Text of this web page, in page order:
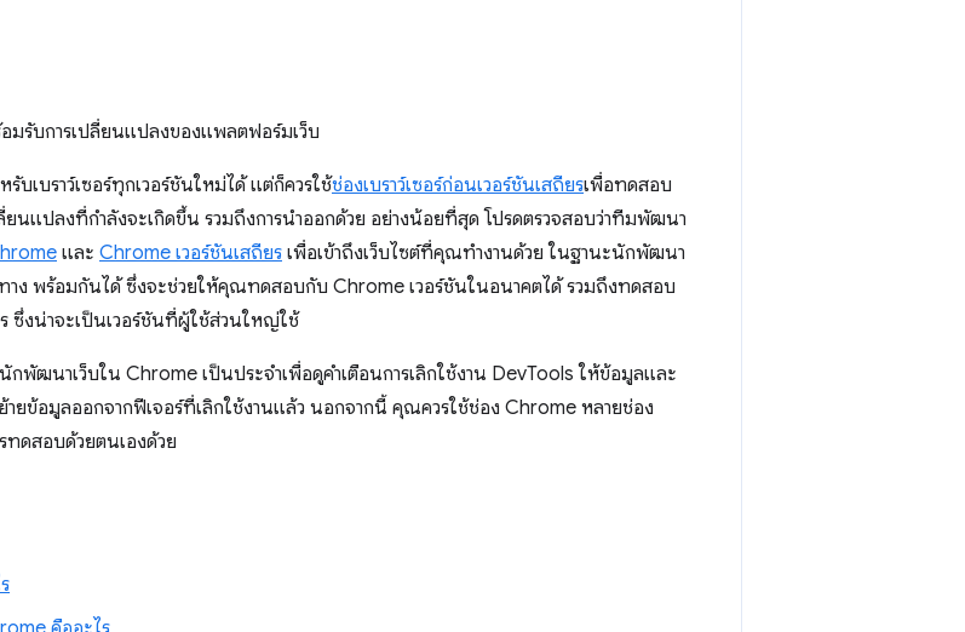
รับการเปลี่ยนแปลงของแพลตฟอร์มเว็บ
บเบราว์เซอร์ทุกเวอร์ชันใหม่ได้ แต่ก็ควรใช้ช่องเบราว์เซอร์ก่อนเวอร์ชันเสถียรเพื่อทดสอบ
ยนแปลงที่กำลังจะเกิดขึ้น รวมถึงการนำออกด้วย อย่างน้อยที่สุด โปรดตรวจสอบว่าทีมพัฒนา
และ Chrome เวอร์ชันเสถียร เพื่อเข้าถึงเว็บไซต์ที่คุณทำงานด้วย ในฐานะนักพัฒนา
าง พร้อมกันได้ ซึ่งจะช่วยให้คุณทดสอบกับ Chrome เวอร์ชันในอนาคตได้ รวมถึงทดสอบ
ซึ่งน่าจะเป็นเวอร์ชันที่ผู้ใช้ส่วนใหญ่ใช้
กพัฒนาเว็บใน Chrome เป็นประจำเพื่อดูคำเตือนการเลิกใช้งาน DevTools ให้ข้อมูลและ
ข้อมูลออกจากฟีเจอร์ที่เลิกใช้งานแล้ว นอกจากนี้ คุณควรใช้ช่อง Chrome หลายช่อง
ทดสอบด้วยตนเองด้วย